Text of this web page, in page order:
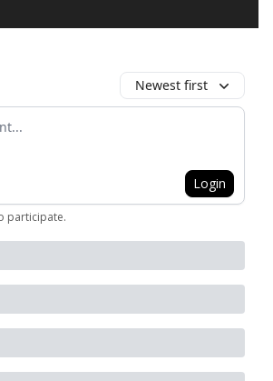
Newest first
Login
participate.